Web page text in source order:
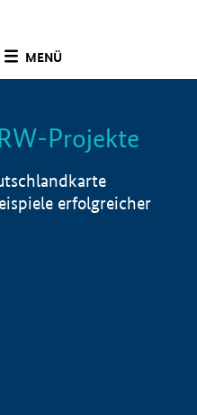
MENÜ
Info
Projekte
erfolgreicher